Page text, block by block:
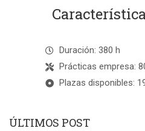
Duración: 380 h
Prácticas empresa:
Plazas disponibles:
ÚLTIMOS POST